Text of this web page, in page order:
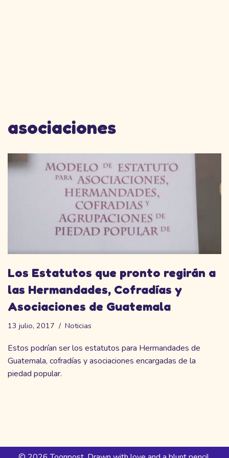
asociaciones
Los Estatutos que pronto regirán a
las Hermandades, Cofradías y
Asociaciones de Guatemala
13 julio, 2017 Noticias
Estos podrían ser los estatutos para Hermandades de
Guatemala, cofradías y asociaciones encargadas de la
piedad popular.